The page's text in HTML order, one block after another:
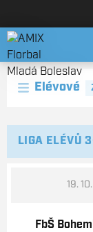
AMIX Florbal
Elévové
LIGA ELÉVŮ
19.
FbŠ